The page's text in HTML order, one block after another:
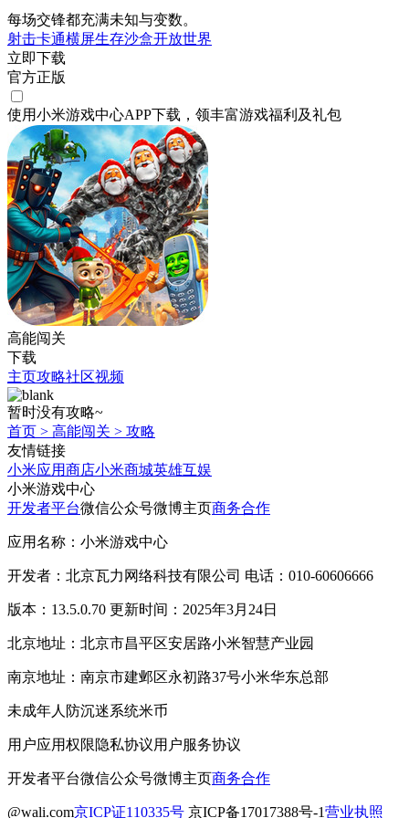
每场交锋都充满未知与变数。
射击卡通横屏生存沙盒开放世界
立即下载
官方正版
使用小米游戏中心APP下载 ，领丰富游戏福利 及礼包
高能闯关
下载
主页攻略社区视频
暂时没有攻略~
首页 > 高能闯关 > 攻略
友情链接
小米应用商店小米商城英雄互娱
小米游戏中心
开发者平台微信公众号微博主页商务合作
应用名称：小米游戏中心
开发者：北京瓦力网络科技有限公司 电话：010-60606666
版本：13.5.0.70 更新时间：2025年3月24日
北京地址：北京市昌平区安居路小米智慧产业园
南京地址：南京市建邺区永初路37号小米华东总部
未成年人防沉迷系统米币
用户应用权限隐私协议用户服务协议
开发者平台微信公众号微博主页商务合作
@wali.com京ICP证110335号 京ICP备17017388号-1营业执照